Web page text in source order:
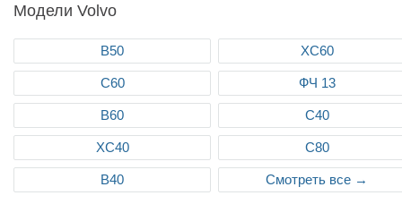
Модели Volvo
В50 ХС60
С60 ФЧ 13
В60 С40
ХС40 С80
В40 Смотреть все →